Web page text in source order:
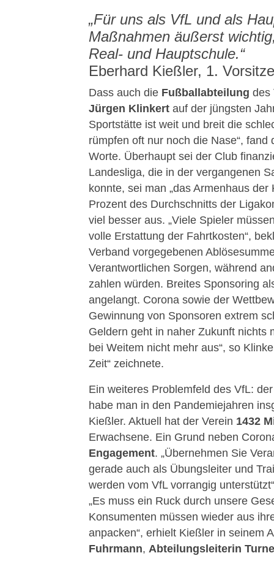
„Für uns als VfL und als
Maßnahmen äußerst
Real- und Hauptschule.“
Eberhard Kießler, 1.
Dass auch die Fußballabteilung des
Jürgen Klinkert auf der jüngsten
Sportstätte ist weit und breit die
rümpfen oft nur noch die Nase“,
Worte. Überhaupt sei der Club
Landesliga, die in der vergangenen
konnte, sei man „das Armenhaus
Prozent des Durchschnitts der
viel besser aus. „Viele Spieler
volle Erstattung der Fahrtkosten“,
Verband vorgegebenen
Verantwortlichen Sorgen, während
zahlen würden. Breites Sponsoring
angelangt. Corona sowie der
Gewinnung von Sponsoren extrem
Geldern geht in naher Zukunft nichts
bei Weitem nicht mehr aus“, so
Zeit“ zeichnete.
Ein weiteres Problemfeld des VfL:
habe man in den Pandemiejahren
Kießler. Aktuell hat der Verein 1432
Erwachsene. Ein Grund neben
Engagement. „Übernehmen Sie
gerade auch als Übungsleiter und
werden vom VfL vorrangig
„Es muss ein Ruck durch unsere
Konsumenten müssen wieder aus
anpacken“, erhielt Kießler in seinem
Fuhrmann, Abteilungsleiterin